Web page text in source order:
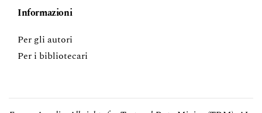
Informazioni
Per gli autori
Per i bibliotecari